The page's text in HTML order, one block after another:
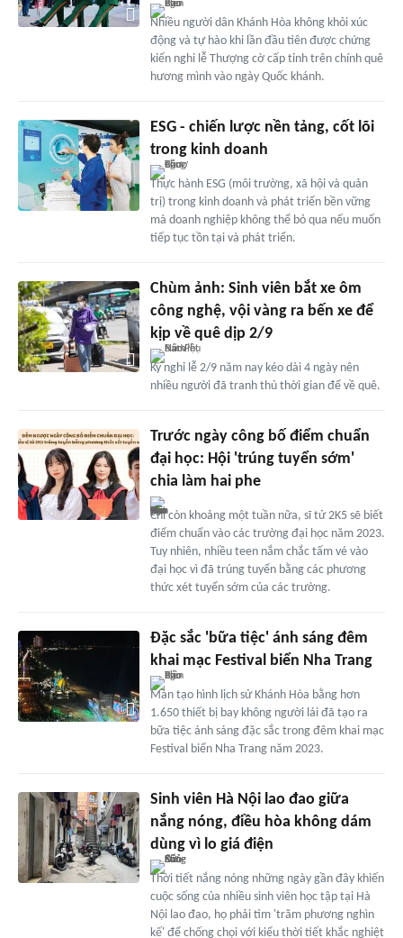
Nhiều người dân Khánh Hòa không khỏi xúc
động và tự hào khi lần đầu tiên được chứng
kiến nghi lễ Thượng cờ cấp tỉnh trên chính quê
hương mình vào ngày Quốc khánh.
ESG - chiến lược nền tảng, cốt lõi
trong kinh doanh
Thực hành ESG (môi trường, xã hội và quản
trị) trong kinh doanh và phát triển bền vững
mà doanh nghiệp không thể bỏ qua nếu muốn
tiếp tục tồn tại và phát triển.
Chùm ảnh: Sinh viên bắt xe ôm
công nghệ, vội vàng ra bến xe để
kịp về quê dịp 2/9
Kỳ nghỉ lễ 2/9 năm nay kéo dài 4 ngày nên
nhiều người đã tranh thủ thời gian để về quê.
Trước ngày công bố điểm chuẩn
đại học: Hội 'trúng tuyển sớm'
chia làm hai phe
Chỉ còn khoảng một tuần nữa, sĩ tử 2K5 sẽ biết
điểm chuẩn vào các trường đại học năm 2023.
Tuy nhiên, nhiều teen nắm chắc tấm vé vào
đại học vì đã trúng tuyển bằng các phương
thức xét tuyển sớm của các trường.
Đặc sắc 'bữa tiệc' ánh sáng đêm
khai mạc Festival biển Nha Trang
Màn tạo hình lịch sử Khánh Hòa bằng hơn
1.650 thiết bị bay không người lái đã tạo ra
bữa tiệc ánh sáng đặc sắc trong đêm khai mạc
Festival biển Nha Trang năm 2023.
Sinh viên Hà Nội lao đao giữa
nắng nóng, điều hòa không dám
dùng vì lo giá điện
Thời tiết nắng nóng những ngày gần đây khiến
cuộc sống của nhiều sinh viên học tập tại Hà
Nội lao đao, họ phải tìm 'trăm phương nghìn
kế' để chống chọi với kiểu thời tiết khắc nghiệt